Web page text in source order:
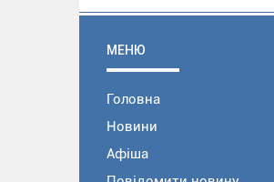
МЕНЮ
Головна
Новини
Афіша